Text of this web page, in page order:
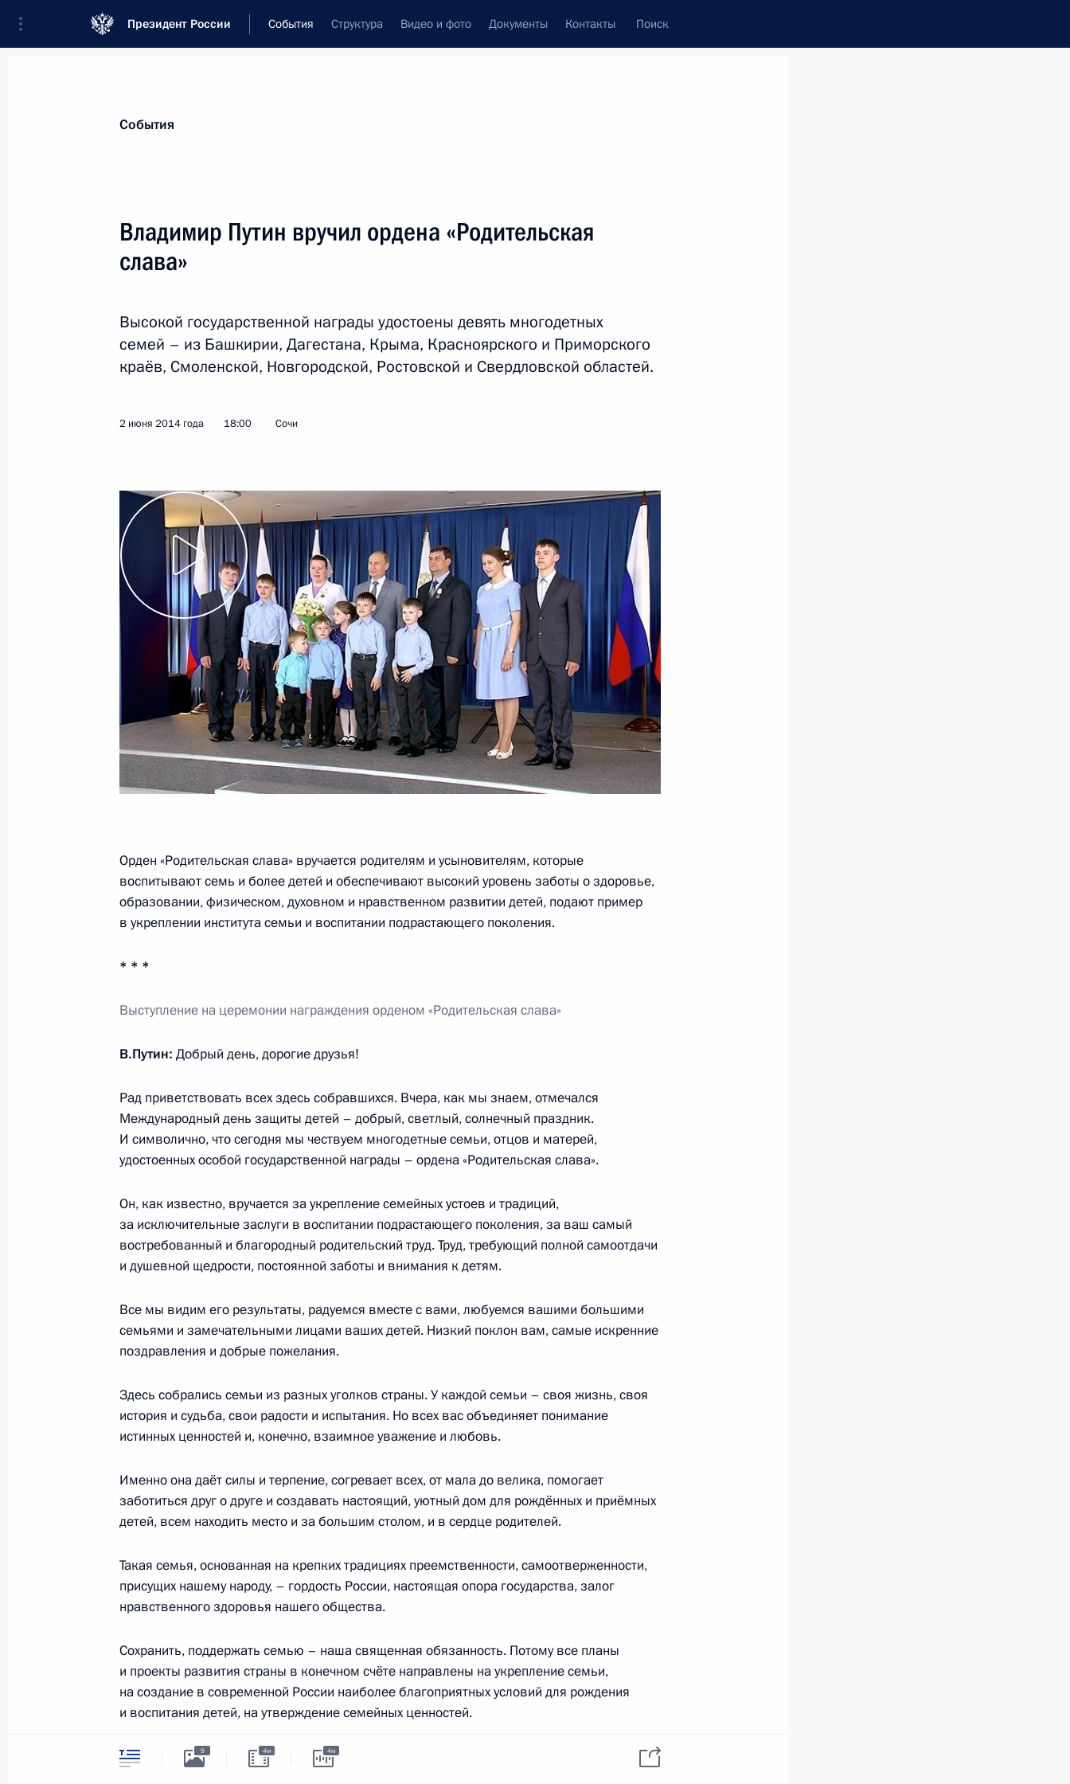
Президент России События Структура Видео и фото Документы Контакты Поиск
Президента
России
Видео и фото
Документы
Контакты
Для СМИ
Справочник
Версия для людей
с ограниченными
English
ресурсы
Президента России
Конституция России
Государственная
символика
гражданам школьного
возраста
Виртуальный тур по
личный сайт
Дикая природа России
сетевые ресурсы
Президента России
Telegram-канал
YouTube
техническая
информация
информации сайта
О персональных
Все материалы сайта
доступны по лицензии:
Администрация
События
Владимир Путин вручил ордена «Родительская
слава»
Высокой государственной награды удостоены девять многодетных
семей – из Башкирии, Дагестана, Крыма, Красноярского и Приморского
краёв, Смоленской, Новгородской, Ростовской и Свердловской областей.
2 июня 2014 года 18:00 Сочи
Орден «Родительская слава» вручается родителям и усыновителям, которые
воспитывают семь и более детей и обеспечивают высокий уровень заботы о здоровье,
образовании, физическом, духовном и нравственном развитии детей, подают пример
в укреплении института семьи и воспитании подрастающего поколения.
* * *
Выступление на церемонии награждения орденом «Родительская слава»
В.Путин: Добрый день, дорогие друзья!
Рад приветствовать всех здесь собравшихся. Вчера, как мы знаем, отмечался
Международный день защиты детей – добрый, светлый, солнечный праздник.
И символично, что сегодня мы чествуем многодетные семьи, отцов и матерей,
удостоенных особой государственной награды – ордена «Родительская слава».
Он, как известно, вручается за укрепление семейных устоев и традиций,
за исключительные заслуги в воспитании подрастающего поколения, за ваш самый
востребованный и благородный родительский труд. Труд, требующий полной самоотдачи
и душевной щедрости, постоянной заботы и внимания к детям.
Все мы видим его результаты, радуемся вместе с вами, любуемся вашими большими
семьями и замечательными лицами ваших детей. Низкий поклон вам, самые искренние
поздравления и добрые пожелания.
Здесь собрались семьи из разных уголков страны. У каждой семьи – своя жизнь, своя
история и судьба, свои радости и испытания. Но всех вас объединяет понимание
истинных ценностей и, конечно, взаимное уважение и любовь.
Именно она даёт силы и терпение, согревает всех, от мала до велика, помогает
заботиться друг о друге и создавать настоящий, уютный дом для рождённых и приёмных
детей, всем находить место и за большим столом, и в сердце родителей.
Такая семья, основанная на крепких традициях преемственности, самоотверженности,
присущих нашему народу, – гордость России, настоящая опора государства, залог
нравственного здоровья нашего общества.
Сохранить, поддержать семью – наша священная обязанность. Потому все планы
и проекты развития страны в конечном счёте направлены на укрепление семьи,
на создание в современной России наиболее благоприятных условий для рождения
и воспитания детей, на утверждение семейных ценностей.
Сегодня мы видим позитивные демографические
9 4м 4м